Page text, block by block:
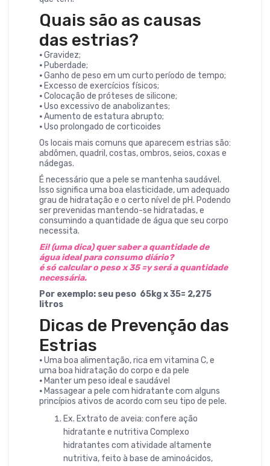
Quais são as causas
das estrias?
⦁ Gravidez;
⦁ Puberdade;
⦁ Ganho de peso em um curto período de tempo;
⦁ Excesso de exercícios físicos;
⦁ Colocação de próteses de silicone;
⦁ Uso excessivo de anabolizantes;
⦁ Aumento de estatura abrupto;
⦁ Uso prolongado de corticoides
Os locais mais comuns que aparecem estrias são:
abdômen, quadril, costas, ombros, seios, coxas e
nádegas.
É necessário que a pele se mantenha saudável.
Isso significa uma boa elasticidade, um adequado
grau de hidratação e o certo nível de pH. Podendo
ser prevenidas mantendo-se hidratadas, e
consumindo a quantidade de água que seu corpo
necessita.
Ei! (uma dica) quer saber a quantidade de
água ideal para consumo diário?
é só calcular o peso x 35 =y será a quantidade
necessária.
Por exemplo: seu peso 65kg x 35= 2,275
litros
Dicas de Prevenção das
Estrias
⦁ Uma boa alimentação, rica em vitamina C, e
uma boa hidratação do corpo e da pele
⦁ Manter um peso ideal e saudável
⦁ Massagear a pele com hidratante com alguns
princípios ativos de acordo com seu tipo de pele.
Ex. Extrato de aveia: confere ação
hidratante e nutritiva Complexo
hidratantes com atividade altamente
nutritiva, feito à base de aminoácidos,